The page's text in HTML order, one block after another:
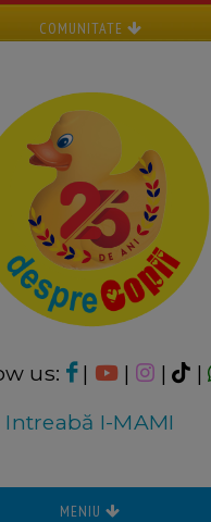
COMUNITATE
us: | | |
|
Intreabă I-MAMI
MENIU